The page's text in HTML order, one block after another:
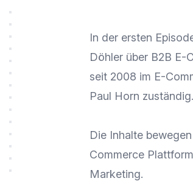
In der ersten
Döhler über B2B E-
seit 2008 im E-
Paul Horn zuständig.
Die Inhalte
Commerce
Marketing.